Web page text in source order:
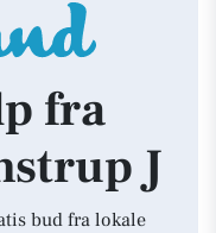
fra
J
bud fra lokale